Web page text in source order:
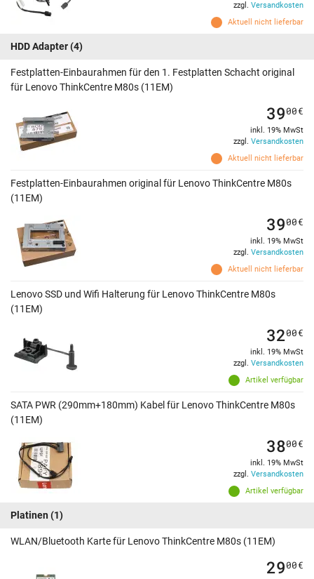
Aktuell nicht lieferbar
zzgl. Versandkosten
HDD Adapter(4)
Festplatten-Einbaurahmen für den 1. Festplatten Schacht original
für Lenovo ThinkCentre M80s (11EM)
Aktuell nicht lieferbar
3900€
inkl. 19% MwSt
zzgl. Versandkosten
Festplatten-Einbaurahmen original für Lenovo ThinkCentre M80s
(11EM)
Aktuell nicht lieferbar
3900€
inkl. 19% MwSt
zzgl. Versandkosten
Lenovo SSD und Wifi Halterung für Lenovo ThinkCentre M80s
(11EM)
Artikel verfügbar
3200€
inkl. 19% MwSt
zzgl. Versandkosten
SATA PWR (290mm+180mm) Kabel für Lenovo ThinkCentre M80s
(11EM)
Artikel verfügbar
3800€
inkl. 19% MwSt
zzgl. Versandkosten
Platinen (1)
WLAN/Bluetooth Karte für Lenovo ThinkCentre M80s (11EM)
2900€